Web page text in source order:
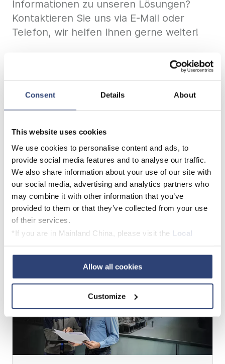
Consent Details About
This website uses cookies
We use cookies to personalise content and ads, to
provide social media features and to analyse our traffic.
We also share information about your use of our site with
our social media, advertising and analytics partners who
may combine it with other information that you’ve
provided to them or that they’ve collected from your use
of their services.
*If you are in Mainland China, please visit the Local
Allow all cookies
Customize
Informationen zu unseren Lösungen?
Kontaktieren Sie uns via E-Mail oder
Telefon, wir helfen Ihnen gerne weiter!
Business.
Unser Service für die Papierindustrie
reicht vom individuellen
Equipmentservice bis hin zu
Wartungspartnerschaften. Gemeinsam
finden wir das richtige Angebot für Sie.